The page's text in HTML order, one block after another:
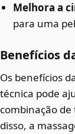
Melhora a
para uma
Benefícios
Os benefícios
técnica pode
combinação
disso, a